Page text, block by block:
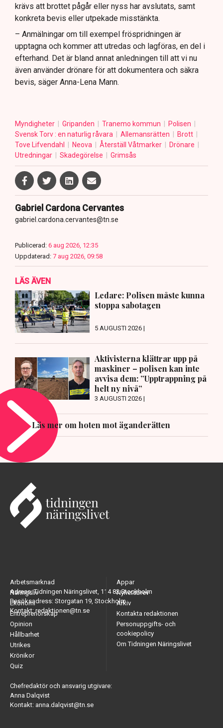
krävs att brottet pågår eller nyss har avslutats, samt
konkreta bevis eller utpekade misstänkta.
– Anmälningar om till exempel fröspridningen är
upptagna och kommer att utredas och lagföras, en del i
efterhand. Det är bland annat anledningen till att vi nu
även använder drönare för att dokumentera och säkra
bevis, säger Anna-Lena Mann.
Myndigheter Gripanden Tranemo kommun
Polisen
Svensk Torv : en naturlig råvara
Allemansrätten
Brott
Tove Lifvendahl
Neova Återställ Våtmarker
Drönare
Utredningar
Skadegörelse Grimsås
Gabriel Cardona Cervantes
gabriel.cardona.cervantes@tn.se
Publicerad: 6 aug 2026, 12:35
Uppdaterad: 7 aug 2026, 09:58
LÄS ÄVEN
Ledare: Polisen måste kunna
stoppa sabotagen
5 AUGUSTI 2026 |
Aktivisterna klättrar upp på
maskiner – polisen kan inte
avvisa dem: ”Upptrappning på
helt ny nivå”
3 AUGUSTI 2026 |
Läs mer om hoten mot äganderätten
Adress: Tidningen Näringslivet, 114 82 Stockholm
Besöksadress: Storgatan 19, Stockholm
Kontakt: redaktionen@tn.se
Arbetsmarknad
Näringsliv
Ekonomi
Entreprenörskap
Opinion
Hållbarhet
Utrikes
Krönikor
Quiz
Appar
Nyhetsbrev
Arkiv
Kontakta redaktionen
Personuppgifts- och
cookiepolicy
Om Tidningen Näringslivet
Chefredaktör och ansvarig utgivare:
Anna Dalqvist
Kontakt: anna.dalqvist@tn.se